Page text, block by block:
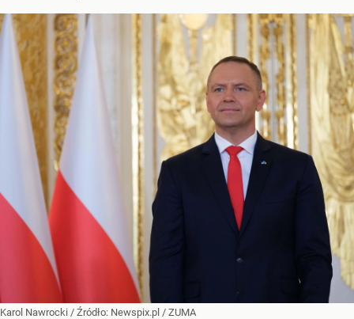
Karol Nawrocki / Źródło: Newspix.pl / ZUMA